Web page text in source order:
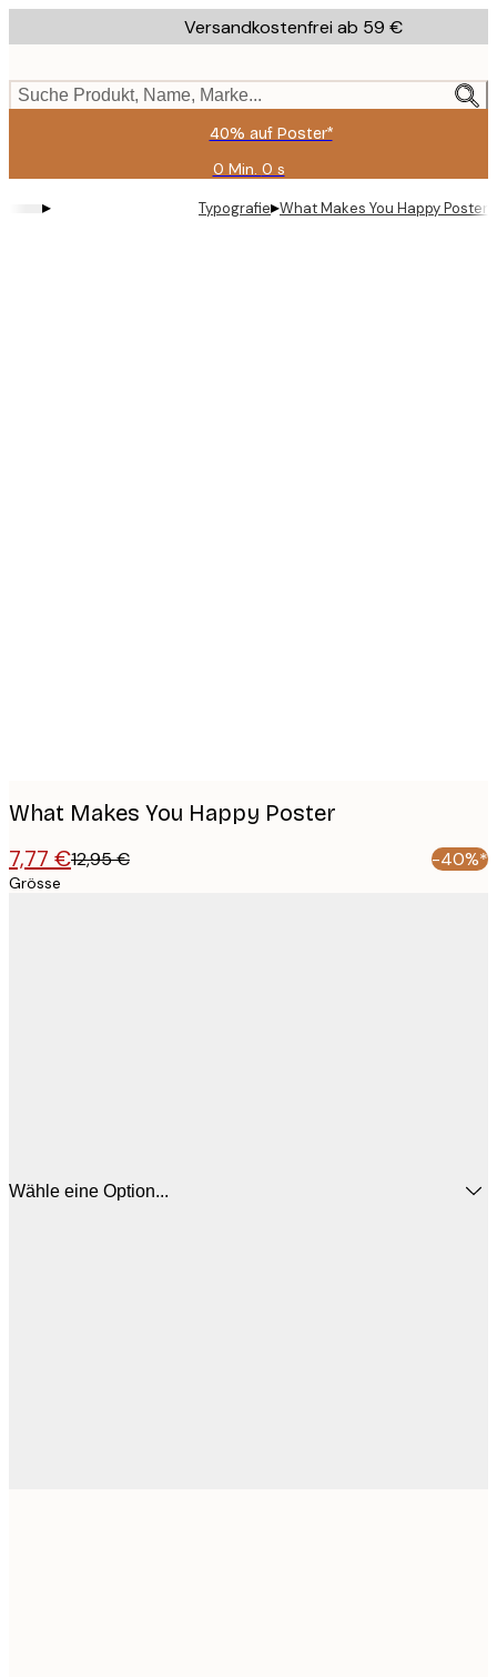
to
content.
Versandkostenfrei ab 59 €
Suche Produkt, Name, Marke...
40% auf Poster*
0 Min. 0 s
Gültig
bis:
2026-
▸ Typografie▸What Makes You Happy Poster
What Makes You Happy Poster
7,77 €12,95 € -40%*
Grösse
Wähle eine Option...